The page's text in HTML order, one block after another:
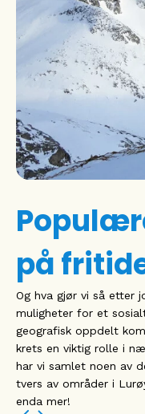
på
Og hva gjør vi så etter
muligheter for et
geografisk oppdelt
krets en viktig rolle i
har vi samlet noen av
tvers av områder i
enda mer!